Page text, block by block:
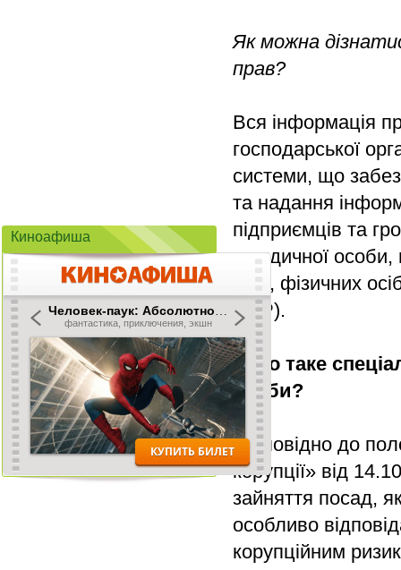
Як можна
прав?
Вся інформація
господарської
системи, що
та надання
підприємців та
юридичної
осіб, фізичних
ЄДР).
2.Що таке
особи?
Відповідно до
корупції» від
зайняття посад,
особливо
корупційним
Киноафиша